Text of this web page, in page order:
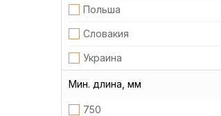
Польша
Словакия
Украина
Мин. длина, мм
750